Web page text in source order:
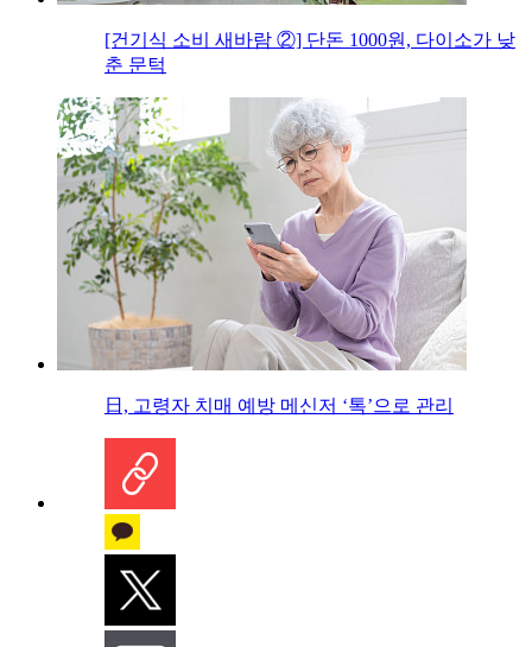
[건기식 소비 새바람 ②] 단돈 1000원, 다이소가 낮
춘 문턱
日, 고령자 치매 예방 메신저 ‘톡’으로 관리